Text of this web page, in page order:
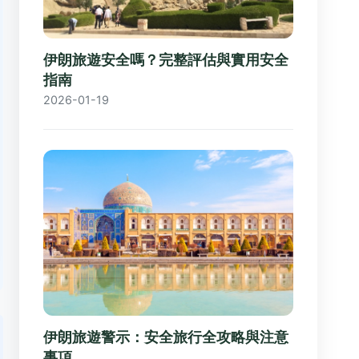
伊朗旅遊安全嗎？完整評估與實用安全
指南
2026-01-19
伊朗旅遊警示：安全旅行全攻略與注意